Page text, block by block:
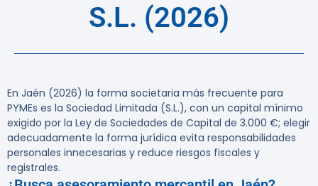
S.L. (2026)
En Jaén (2026) la forma societaria más frecuente para
PYMEs es la Sociedad Limitada (S.L.), con un capital mínimo
exigido por la Ley de Sociedades de Capital de 3.000 €; elegir
adecuadamente la forma jurídica evita responsabilidades
personales innecesarias y reduce riesgos fiscales y
registrales.